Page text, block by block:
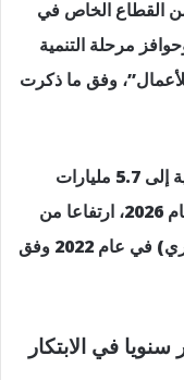
القطاع الخاص في
مرحلة التنمية
وفق ما ذكرت
و من المتوقع أن تصل الاستثمارات الرقمية إلى 5.7 مليارات
دولار (20.77 مليار ريال قطري) بحلول عام 2026، ارتفاعا من
1.65 مليار دولار (6.01 مليارات ريال قطري) في عام 2022 وفق